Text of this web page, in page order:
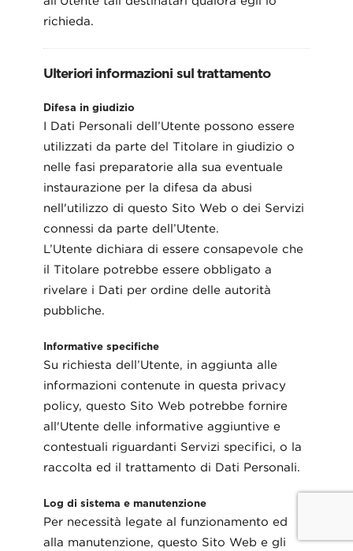
richieda.
Ulteriori informazioni sul trattamento
Difesa in giudizio
I Dati Personali dell’Utente possono essere
utilizzati da parte del Titolare in giudizio o
nelle fasi preparatorie alla sua eventuale
instaurazione per la difesa da abusi
nell'utilizzo di questo Sito Web o dei Servizi
connessi da parte dell’Utente.
L’Utente dichiara di essere consapevole che
il Titolare potrebbe essere obbligato a
rivelare i Dati per ordine delle autorità
pubbliche.
Informative specifiche
Su richiesta dell’Utente, in aggiunta alle
informazioni contenute in questa privacy
policy, questo Sito Web potrebbe fornire
all'Utente delle informative aggiuntive e
contestuali riguardanti Servizi specifici, o la
raccolta ed il trattamento di Dati Personali.
Log di sistema e manutenzione
Per necessità legate al funzionamento ed
alla manutenzione, questo Sito Web e gli